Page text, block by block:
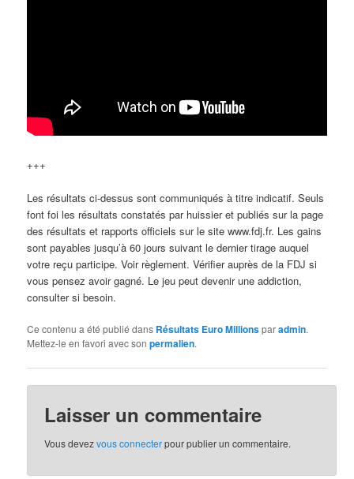
+++
Les résultats ci-dessus sont communiqués à titre indicatif. Seuls
font foi les résultats constatés par huissier et publiés sur la page
des résultats et rapports officiels sur le site www.fdj.fr. Les gains
sont payables jusqu’à 60 jours suivant le dernier tirage auquel
votre reçu participe. Voir règlement. Vérifier auprès de la FDJ si
vous pensez avoir gagné. Le jeu peut devenir une addiction,
consulter si besoin.
Ce contenu a été publié dans Résultats Euro Millionsparadmin.
Mettez-le en favori avec sonpermalien.
Laisser un commentaire
Vous devezvous connecterpour publier un commentaire.